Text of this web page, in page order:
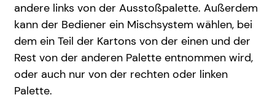
andere links von der Ausstoßpalette. Außerdem
kann der Bediener ein Mischsystem wählen, bei
dem ein Teil der Kartons von der einen und der
Rest von der anderen Palette entnommen wird,
oder auch nur von der rechten oder linken
Palette.